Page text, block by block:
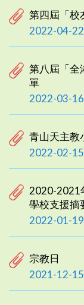
第四屆「校
2022-04-22
第八屆「全
單
2022-03-16
青山天主教
2022-02-15
2020-2021
學校支援摘
2022-01-19
宗教日
2021-12-15